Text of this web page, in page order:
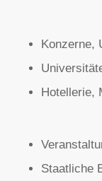
Konzerne,
Hotellerie,
Staatliche